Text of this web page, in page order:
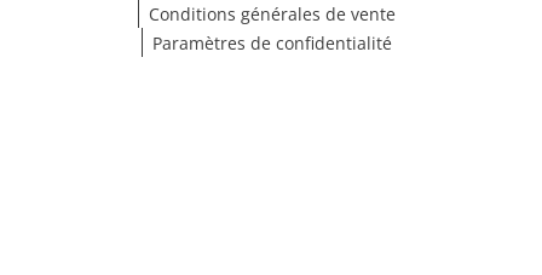
Conditions générales de vente
Paramètres de confidentialité